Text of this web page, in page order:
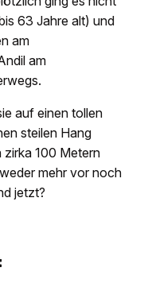
63 Jahre alt) und
am
am
auf einen tollen
steilen Hang
zirka 100 Metern
mehr vor noch
jetzt?